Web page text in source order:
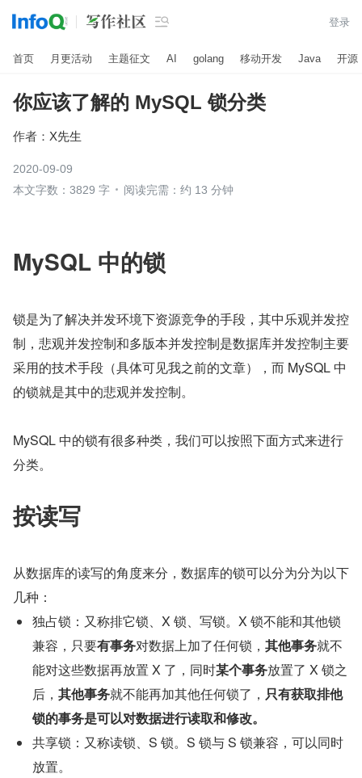
 登录
首页 月更活动 主题征文 AI golang 移动开发 Java 开源
你应该了解的 MySQL 锁分类
作者： X先生
2020-09-09
本文字数：3829 字
阅读完需：约 13 分钟
MySQL 中的锁
锁是为了解决并发环境下资源竞争的手段，其中乐观并发控
制，悲观并发控制和多版本并发控制是数据库并发控制主要
采用的技术手段（具体可见我之前的文章），而 MySQL 中
的锁就是其中的悲观并发控制。
MySQL 中的锁有很多种类，我们可以按照下面方式来进行
分类。
按读写
从数据库的读写的角度来分，数据库的锁可以分为分为以下
几种：
独占锁：又称排它锁、X 锁、写锁。X 锁不能和其他锁
兼容，只要有事务对数据上加了任何锁， 其他事务就不
能对这些数据再放置 X 了，同时某个事务放置了 X 锁之
后， 其他事务就不能再加其他任何锁了， 只有获取排他
锁的事务是可以对数据进行读取和修改。
共享锁：又称读锁、S 锁。S 锁与 S 锁兼容，可以同时
放置。